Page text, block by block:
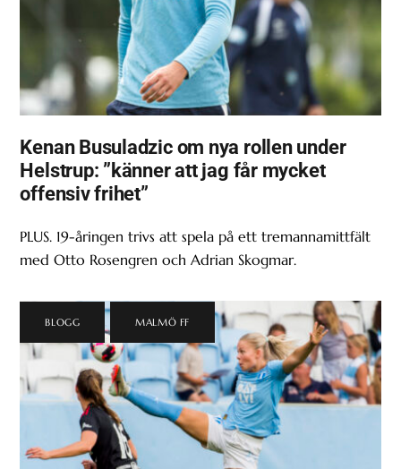
Kenan Busuladzic om nya rollen under
Helstrup: ”känner att jag får mycket
offensiv frihet”
PLUS. 19-åringen trivs att spela på ett tremannamittfält
med Otto Rosengren och Adrian Skogmar.
BLOGG MALMÖ FF